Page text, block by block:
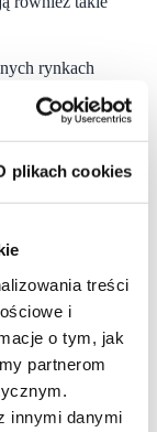
plikach cookies
treści
i
o tym, jak
partnerom
innymi danymi
rynkach
procesy
wiedzę
znaczących
Obecnie
kupno 4